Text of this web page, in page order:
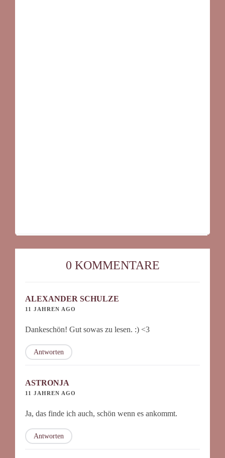
0 KOMMENTARE
ALEXANDER SCHULZE
11 JAHREN AGO
Dankeschön! Gut sowas zu lesen. :) <3
Antworten
ASTRONJA
11 JAHREN AGO
Ja, das finde ich auch, schön wenn es ankommt.
Antworten